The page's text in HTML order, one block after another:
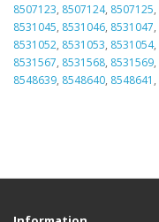
8507123, 8507124, 8507125,
8531045, 8531046, 8531047,
8531052, 8531053, 8531054,
8531567, 8531568, 8531569,
8548639, 8548640, 8548641 ,